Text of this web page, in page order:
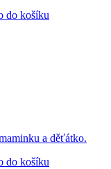
do košíku
a děťátko.
do košíku